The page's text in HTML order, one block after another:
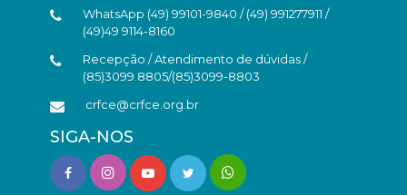
WhatsApp (49) 99101-9840 / (49) 991277911 /
(49)49 9114-8160
Recepção / Atendimento de dúvidas /
(85)3099.8805/(85)3099-8803
crfce@crfce.org.br
SIGA-NOS